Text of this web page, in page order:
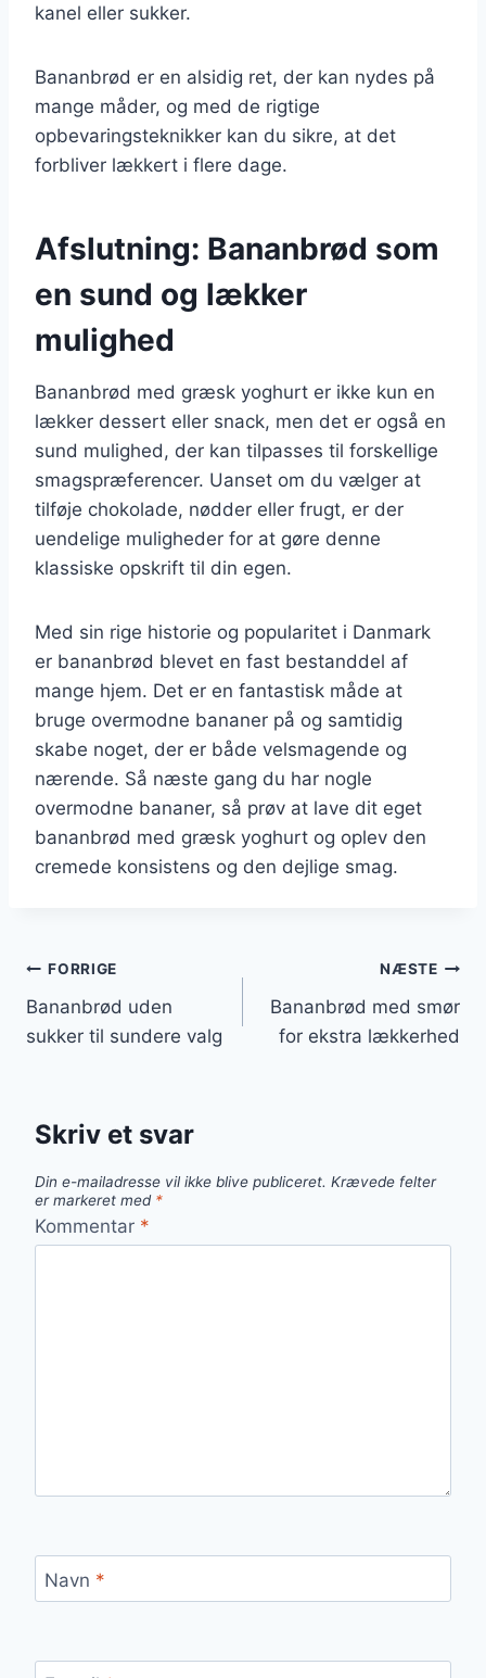
kanel eller sukker.
Bananbrød er en alsidig ret, der kan nydes på
mange måder, og med de rigtige
opbevaringsteknikker kan du sikre, at det
forbliver lækkert i flere dage.
Afslutning: Bananbrød som
en sund og lækker
mulighed
Bananbrød med græsk yoghurt er ikke kun en
lækker dessert eller snack, men det er også en
sund mulighed, der kan tilpasses til forskellige
smagspræferencer. Uanset om du vælger at
tilføje chokolade, nødder eller frugt, er der
uendelige muligheder for at gøre denne
klassiske opskrift til din egen.
Med sin rige historie og popularitet i Danmark
er bananbrød blevet en fast bestanddel af
mange hjem. Det er en fantastisk måde at
bruge overmodne bananer på og samtidig
skabe noget, der er både velsmagende og
nærende. Så næste gang du har nogle
overmodne bananer, så prøv at lave dit eget
bananbrød med græsk yoghurt og oplev den
cremede konsistens og den dejlige smag.
Indlægsnavigation
FORRIGE
Bananbrød uden
sukker til sundere valg
NÆSTE
Bananbrød med smør
for ekstra lækkerhed
Skriv et svar
Din e-mailadresse vil ikke blive publiceret. Krævede felter
er markeret med *
Kommentar *
Navn *